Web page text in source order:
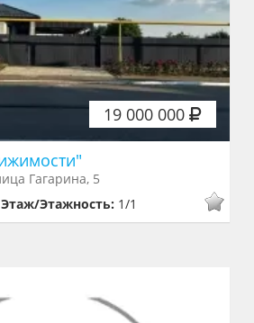
19 000 000
Гагарина, 5
Этаж/Этажность: 1/1